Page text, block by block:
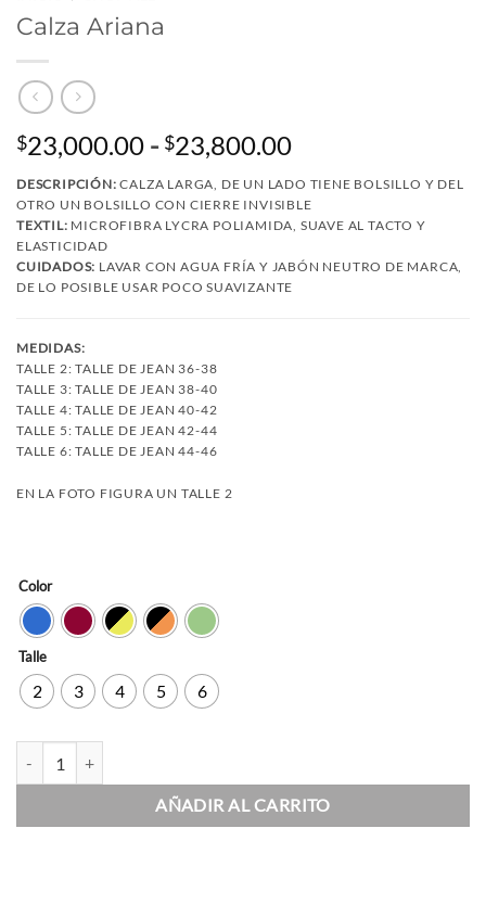
Calza Ariana
$23,000.00 - $23,800.00Rango
precios:
desde
hasta
$23,800.00
DESCRIPCIÓN: CALZA LARGA, DE UN LADO TIENE BOLSILLO Y DEL
OTRO UN BOLSILLO CON CIERRE INVISIBLE
TEXTIL: MICROFIBRA LYCRA POLIAMIDA, SUAVE AL TACTO Y
ELASTICIDAD
CUIDADOS: LAVAR CON AGUA FRÍA Y JABÓN NEUTRO DE MARCA,
DE LO POSIBLE USAR POCO SUAVIZANTE
MEDIDAS:
TALLE 2: TALLE DE JEAN 36-38
TALLE 3: TALLE DE JEAN 38-40
TALLE 4: TALLE DE JEAN 40-42
TALLE 5: TALLE DE JEAN 42-44
TALLE 6: TALLE DE JEAN 44-46
EN LA FOTO FIGURA UN TALLE 2
Color
Talle
2 3 4 5 6
AÑADIR AL CARRITO